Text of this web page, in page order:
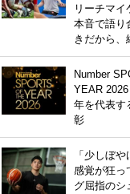
リーチマ
本音で語り
きだから、
Number
YEAR
年を代表す
彰
「少しぼ
感覚が狂っ
グ屈指のシ